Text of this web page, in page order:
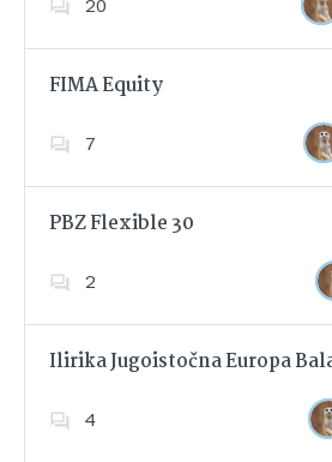
20
FIMA Equity
7
PBZ Flexible 30
2
Ilirika Jugoistočna Europa
4